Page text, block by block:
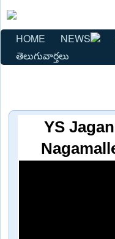
HOME NEWS
తెలుగువార్తలు
YS